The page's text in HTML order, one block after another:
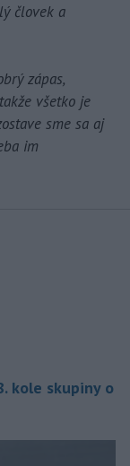
človek a
zápas,
všetko je
sme sa aj
im
kole skupiny o